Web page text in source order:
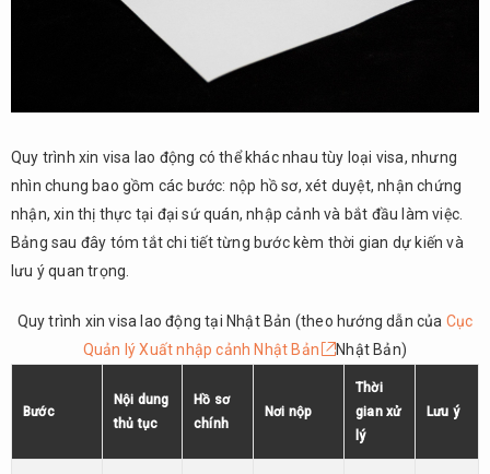
Quy trình xin visa lao động có thể khác nhau tùy loại visa, nhưng
nhìn chung bao gồm các bước: nộp hồ sơ, xét duyệt, nhận chứng
nhận, xin thị thực tại đại sứ quán, nhập cảnh và bắt đầu làm việc.
Bảng sau đây tóm tắt chi tiết từng bước kèm thời gian dự kiến và
lưu ý quan trọng.
Quy trình xin visa lao động tại Nhật Bản (theo hướng dẫn của Cục
Quản lý Xuất nhập cảnh Nhật Bản
Nhật Bản)
Bước
Nội dung
thủ tục
Hồ sơ
chính
Nơi nộp
Thời
gian xử
lý
Lưu ý